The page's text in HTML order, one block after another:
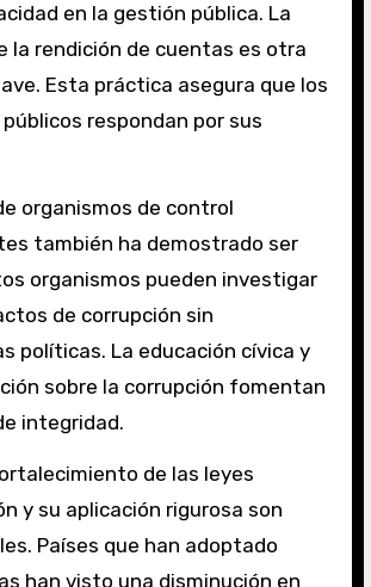
en la gestión pública. La
la rendición de cuentas es otra
Esta práctica asegura que los
respondan por sus
organismos de control
también ha demostrado ser
organismos pueden investigar
de corrupción sin
políticas. La educación cívica y
sobre la corrupción fomentan
integridad.
de las leyes
y su aplicación rigurosa son
Países que han adoptado
han visto una disminución en